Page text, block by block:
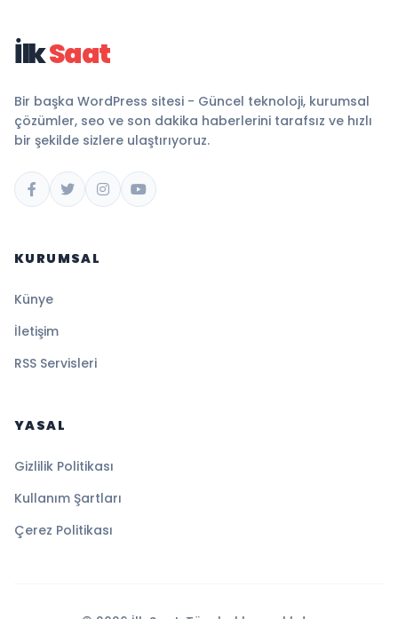
İlkSaat
Bir başka WordPress sitesi - Güncel teknoloji, kurumsal
çözümler, seo ve son dakika haberlerini tarafsız ve hızlı
bir şekilde sizlere ulaştırıyoruz.
KURUMSAL
Künye
İletişim
RSS Servisleri
YASAL
Gizlilik Politikası
Kullanım Şartları
Çerez Politikası